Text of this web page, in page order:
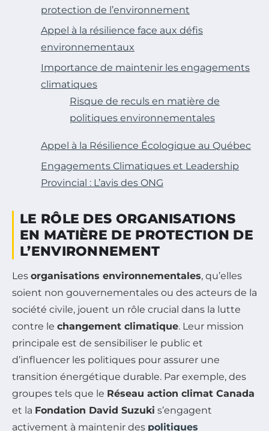
protection de l’environnement
Appel à la résilience face aux défis
environnementaux
Importance de maintenir les engagements
climatiques
Risque de reculs en matière de
politiques environnementales
Appel à la Résilience Écologique au Québec
Engagements Climatiques et Leadership
Provincial : L’avis des ONG
LE RÔLE DES ORGANISATIONS
EN MATIÈRE DE PROTECTION DE
L’ENVIRONNEMENT
Les organisations environnementales, qu’elles
soient non gouvernementales ou des acteurs de la
société civile, jouent un rôle crucial dans la lutte
contre le changement climatique. Leur mission
principale est de sensibiliser le public et
d’influencer les politiques pour assurer une
transition énergétique durable. Par exemple, des
groupes tels que le Réseau action climat Canada
et la Fondation David Suzuki s’engagent
activement à maintenir des politiques